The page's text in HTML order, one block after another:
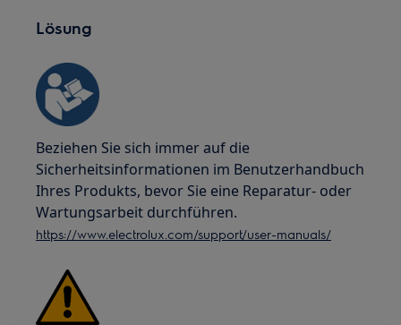
Lösung
Beziehen Sie sich immer auf die
Sicherheitsinformationen im Benutzerhandbuch
Ihres Produkts, bevor Sie eine Reparatur- oder
Wartungsarbeit durchführen.
https://www.electrolux.com/support/user-manuals/